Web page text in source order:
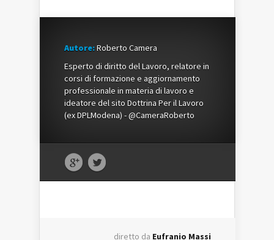
Autore:Roberto Camera
Esperto di diritto del Lavoro, relatore in
corsi di formazione e aggiornamento
professionale in materia di lavoro e
ideatore del sito Dottrina Per il Lavoro
(ex DPLModena) - @CameraRoberto
diretto da Eufranio Massi